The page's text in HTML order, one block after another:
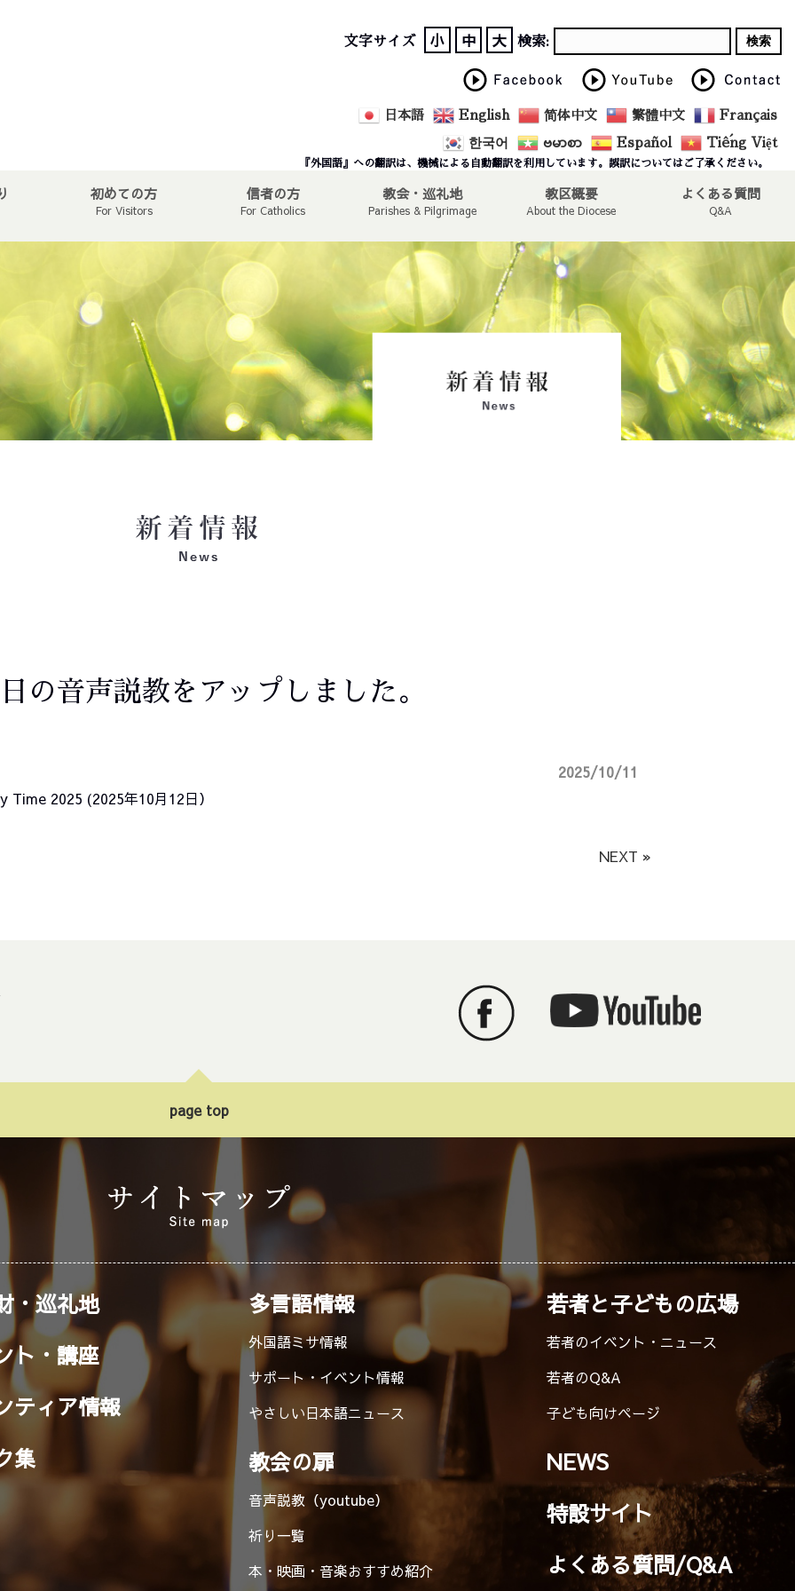
文字サイズ 小 中 大 検索:
日本語 English 简体中文 繁體中文 Français
한국어 ဗမာစာ Español Tiếng Việt
『外国語』への翻訳は、機械による自動翻訳を利用しています。誤訳についてはご了承ください。
初めての方
For Visitors
信者の方
For Catholics
教会・巡礼地
Parishes & Pilgrimage
教区概要
About the Diocese
よくある質問
Q&A
の音声説教をアップしました。
2025/10/11
Time 2025 (2025年10月12日）
NEXT »
page top
・巡礼地
ト・講座
ティア情報
集
多言語情報
外国語ミサ情報
サポート・イベント情報
やさしい日本語ニュース
教会の扉
音声説教（youtube）
祈り一覧
本・映画・音楽おすすめ紹介
若者と子どもの広場
若者のイベント・ニュース
若者のQ&A
子ども向けページ
NEWS
特設サイト
よくある質問/Q&A